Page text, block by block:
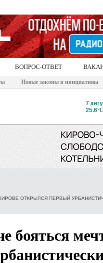
ВОПРОС-ОТВЕТ
Новые законы и инициативы
7
25.6°C
ОТКРЫЛСЯ ПЕРВЫЙ
бояться